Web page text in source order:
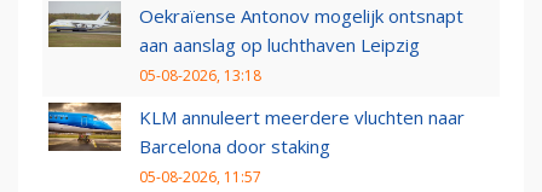
Oekraïense Antonov mogelijk ontsnapt
aan aanslag op luchthaven Leipzig
05-08-2026, 13:18
KLM annuleert meerdere vluchten naar
Barcelona door staking
05-08-2026, 11:57